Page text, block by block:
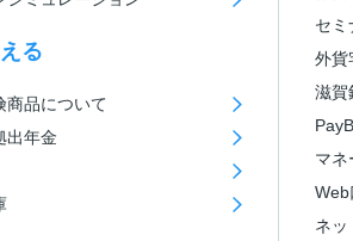
る
商品について
出年金
セミ
外貨
滋賀
マネ
Web
ネッ